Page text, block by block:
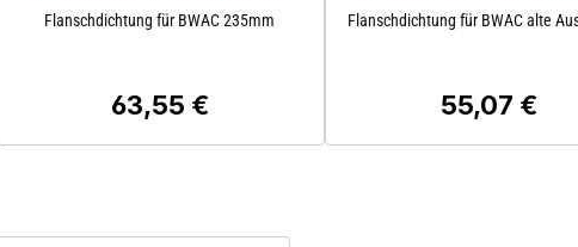
Flanschdichtung für BWAC 235mm
Regulärer Preis:
63,55 €
Flanschdichtung für BWAC alte
Regulärer
55,07 €